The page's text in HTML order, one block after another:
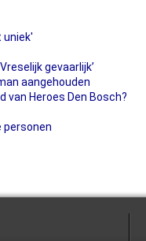
uniek'
gevaarlijk’
aangehouden
van Heroes Den Bosch?
personen